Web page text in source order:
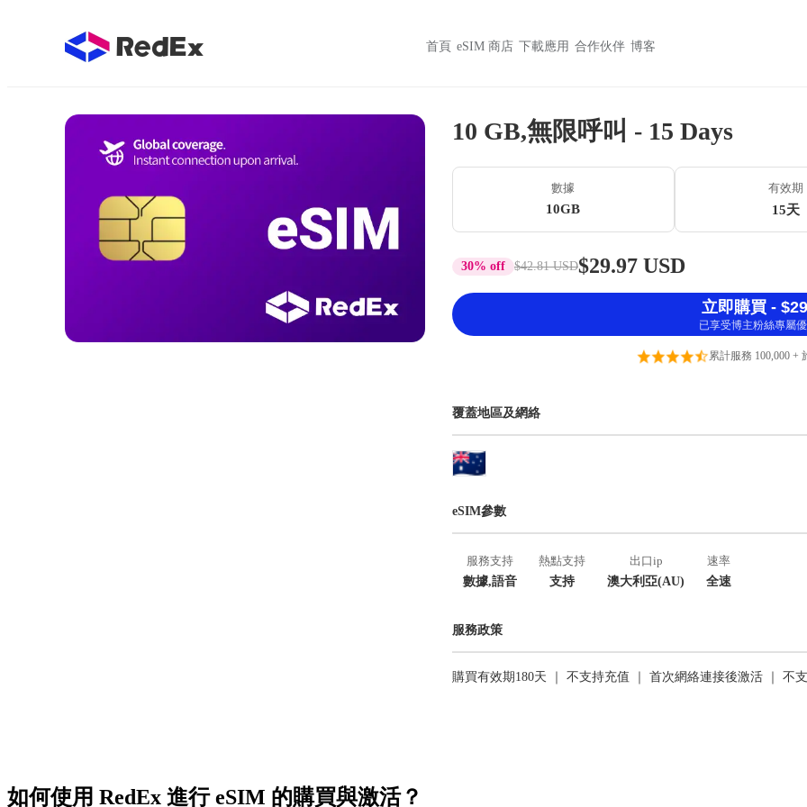
首頁 eSIM 商店 下載應用 合作伙伴 博客
10 GB,無限呼叫 - 15 Days
數據
10GB
有效期
15天
30% off $42.81 USD$29.97 USD
立即購買 -
已享受博主粉絲專屬
累計服務 100,000 +
覆蓋地區及網絡
eSIM參數
服務支持
數據,語音
熱點支持
支持
出口ip
澳大利亞(AU)
速率
全速
服務政策
購買有效期180天 ｜ 不支持充值 ｜ 首次網絡連接後激活 ｜ 不
如何使用 RedEx 進行 eSIM 的購買與激活？